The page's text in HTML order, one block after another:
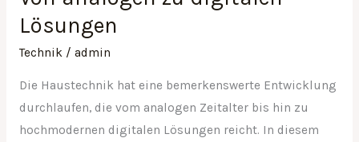
Lösungen
Technik/ admin
Die Haustechnik hat eine bemerkenswerte Entwicklung
durchlaufen, die vom analogen Zeitalter bis hin zu
hochmodernen digitalen Lösungen reicht. In diesem